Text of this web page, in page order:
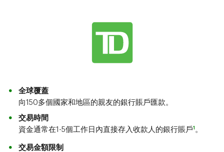
全球覆蓋
向150多個國家和地區的親友的銀行賬戶匯款。
交易時間
資金通常在1-5個工作日內直接存入收款人的銀行賬戶1 。
交易金額限制